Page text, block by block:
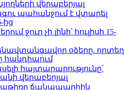
վերաբերյալ
պահանջում է վտարել
ից
ջուր չի լինի՝ հուլիսի 15-
օձերը. որտեղ
հանդիպում
հայտարարությունը՝
վերաբերյալ
ճանապարհին